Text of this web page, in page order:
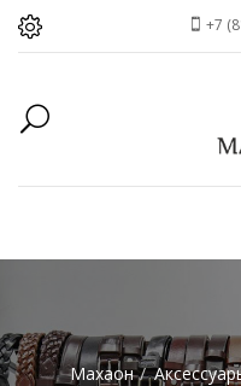
+7
Махаон